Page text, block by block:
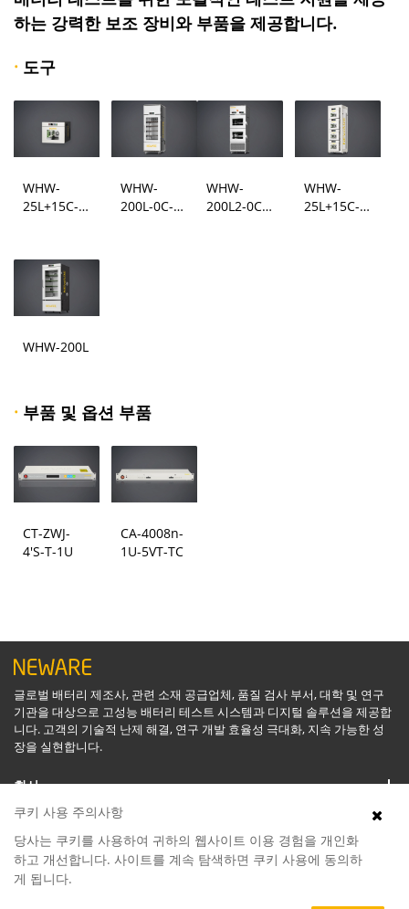
하는 강력한 보조 장비와 부품을 제공합니다.
· 도구
WHW-
25L+15C-
WHW-
200L-0C-
WHW-
200L2-0C-
WHW-
25L+15C-
WHW-200L
· 부품 및 옵션 부품
CT-ZWJ-
4'S-T-1U
CA-4008n-
1U-5VT-TC
글로벌 배터리 제조사, 관련 소재 공급업체, 품질 검사 부서, 대학 및 연구
기관을 대상으로 고성능 배터리 테스트 시스템과 디지털 솔루션을 제공합
니다. 고객의 기술적 난제 해결, 연구 개발 효율성 극대화, 지속 가능한 성
장을 실현합니다.
회사
소프트웨어
쿠키 사용 주의사항
당사는 쿠키를 사용하여 귀하의 웹사이트 이용 경험을 개인화
하고 개선합니다. 사이트를 계속 탐색하면 쿠키 사용에 동의하
게 됩니다.